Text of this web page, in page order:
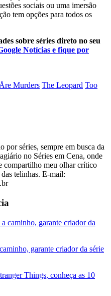
sociais ou uma imersão
tem opções para todos os
sobre séries direto no seu
Notícias e fique por
Murders The Leopard Too
por séries, sempre em busca da
no Séries em Cena, onde
compartilho meu olhar crítico
telinhas. E-mail:
garante criador da série